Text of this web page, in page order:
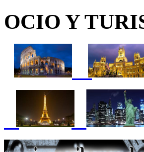
OCIO Y